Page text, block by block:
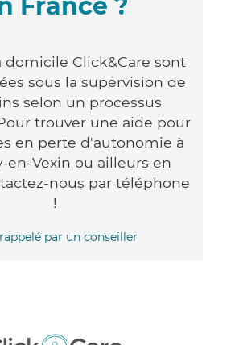
France ?
domicile Click&Care sont
sous la supervision de
selon un processus
trouver une aide pour
en perte d'autonomie à
en-Vexin ou ailleurs en
nous par téléphone
!
par un conseiller